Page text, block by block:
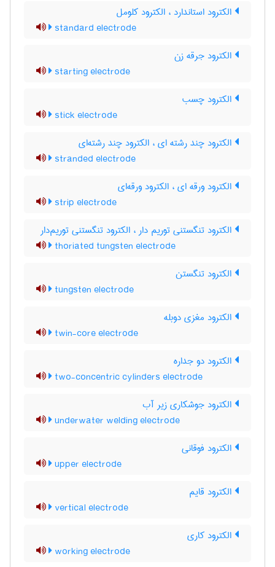
الکترود استاندارد ، الکترود کلومل
standard electrode
الکترود جرقه زن
starting electrode
الکترود چسب
stick electrode
الکترود چند رشته ای ، الکترود چند رشته‌ای
stranded electrode
الکترود ورقه ای ، الکترود ورقه‌ای
strip electrode
الکترود تنگستنی توریم دار ، الکترود تنگستنی توریم‌دار
thoriated tungsten electrode
الکترود تنگستن
tungsten electrode
الکترود مغزی دوبله
twin-core electrode
الکترود دو جداره
two-concentric cylinders electrode
الکترود جوشکاری زیر آب
underwater welding electrode
الکترود فوقانی
upper electrode
الکترود قایم
vertical electrode
الکترود کاری
working electrode